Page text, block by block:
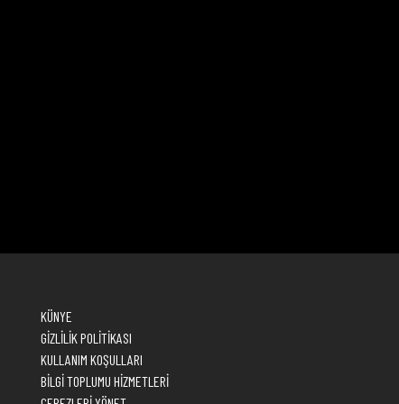
KÜNYE
GİZLİLİK POLİTİKASI
KULLANIM KOŞULLARI
BİLGİ TOPLUMU HİZMETLERİ